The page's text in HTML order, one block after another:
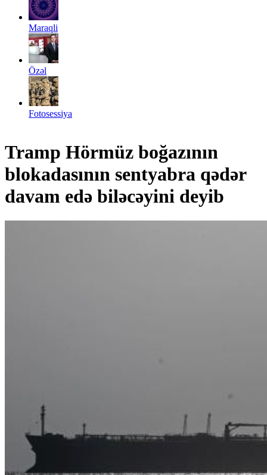
Maraqli
Özəl
Fotosessiya
Tramp Hörmüz boğazının
blokadasının sentyabra qədər
davam edə biləcəyini deyib